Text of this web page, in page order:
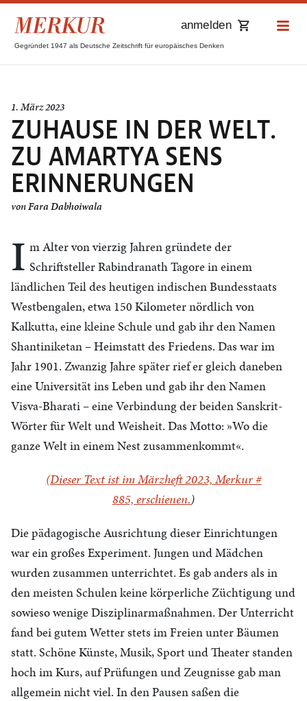
Gegründet 1947 als Deutsche Zeitschrift für europäisches Denken
anmelden
1. März 2023
ZUHAUSE IN DER WELT.
ZU AMARTYA SENS
ERINNERUNGEN
vonFara Dabhoiwala
I m Alter von vierzig Jahren gründete der
Schriftsteller Rabindranath Tagore in einem
ländlichen Teil des heutigen indischen Bundesstaats
Westbengalen, etwa 150 Kilometer nördlich von
Kalkutta, eine kleine Schule und gab ihr den Namen
Shantiniketan – Heimstatt des Friedens. Das war im
Jahr 1901. Zwanzig Jahre später rief er gleich daneben
eine Universität ins Leben und gab ihr den Namen
Visva-Bharati – eine Verbindung der beiden Sanskrit-
Wörter für Welt und Weisheit. Das Motto: »Wo die
ganze Welt in einem Nest zusammenkommt«.
(Dieser Text ist im Märzheft 2023, Merkur #
885, erschienen.)
Die pädagogische Ausrichtung dieser Einrichtungen
war ein großes Experiment. Jungen und Mädchen
wurden zusammen unterrichtet. Es gab anders als in
den meisten Schulen keine körperliche Züchtigung und
sowieso wenige Disziplinarmaßnahmen. Der Unterricht
fand bei gutem Wetter stets im Freien unter Bäumen
statt. Schöne Künste, Musik, Sport und Theater standen
hoch im Kurs, auf Prüfungen und Zeugnisse gab man
allgemein nicht viel. In den Pausen saßen die